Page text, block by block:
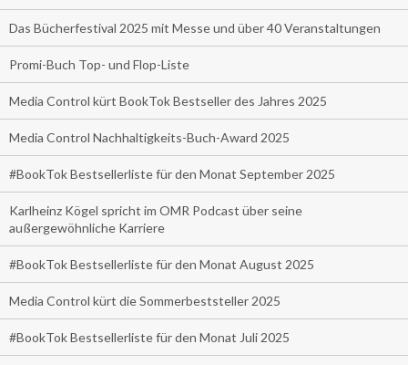
Das Bücherfestival 2025 mit Messe und über 40 Veranstaltungen
Promi-Buch Top- und Flop-Liste
Media Control kürt BookTok Bestseller des Jahres 2025
Media Control Nachhaltigkeits-Buch-Award 2025
#BookTok Bestsellerliste für den Monat September 2025
Karlheinz Kögel spricht im OMR Podcast über seine
außergewöhnliche Karriere
#BookTok Bestsellerliste für den Monat August 2025
Media Control kürt die Sommerbeststeller 2025
#BookTok Bestsellerliste für den Monat Juli 2025